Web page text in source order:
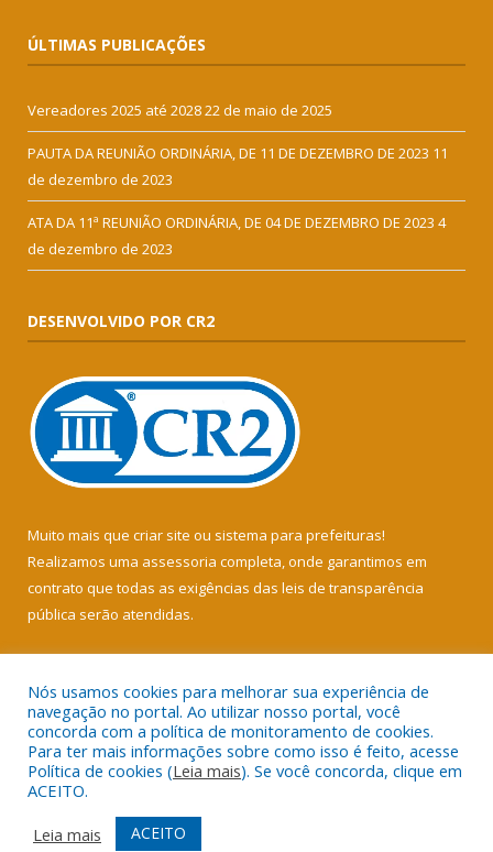
ÚLTIMAS PUBLICAÇÕES
Vereadores 2025 até 202822 de maio de 2025
PAUTA DA REUNIÃO ORDINÁRIA, DE 11 DE DEZEMBRO DE 2023 11
de dezembro de 2023
ATA DA 11ª REUNIÃO ORDINÁRIA, DE 04 DE DEZEMBRO DE 2023 4
de dezembro de 2023
DESENVOLVIDO POR CR2
Muito mais que criar site ou sistema para prefeituras!
Realizamos uma assessoria completa, onde garantimos em
contrato que todas as exigências das leis de transparência
pública serão atendidas.
Todos os direitos reservados a Câmara Municipal de Soure.
Mapa do Site
Acessar Área Administrativa
Nós usamos cookies para melhorar sua experiência de
navegação no portal. Ao utilizar nosso portal, você
concorda com a política de monitoramento de cookies.
Para ter mais informações sobre como isso é feito, acesse
Política de cookies (Leia mais). Se você concorda, clique em
ACEITO.
Leia mais
ACEITO